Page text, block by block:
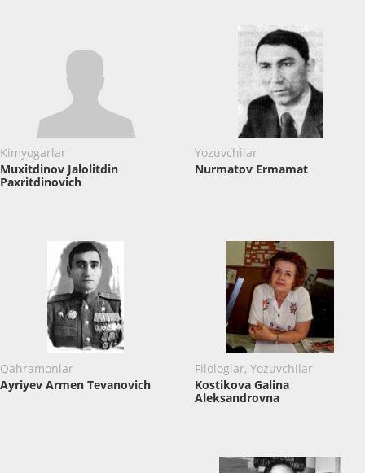
Kimyogarlar
Muxitdinov Jalolitdin
Paxritdinovich
Yozuvchilar
Nurmatov Ermamat
Qahramonlar
Ayriyev Armen Tevanovich
Filologlar, Yozuvchilar
Kostikova Galina
Aleksandrovna